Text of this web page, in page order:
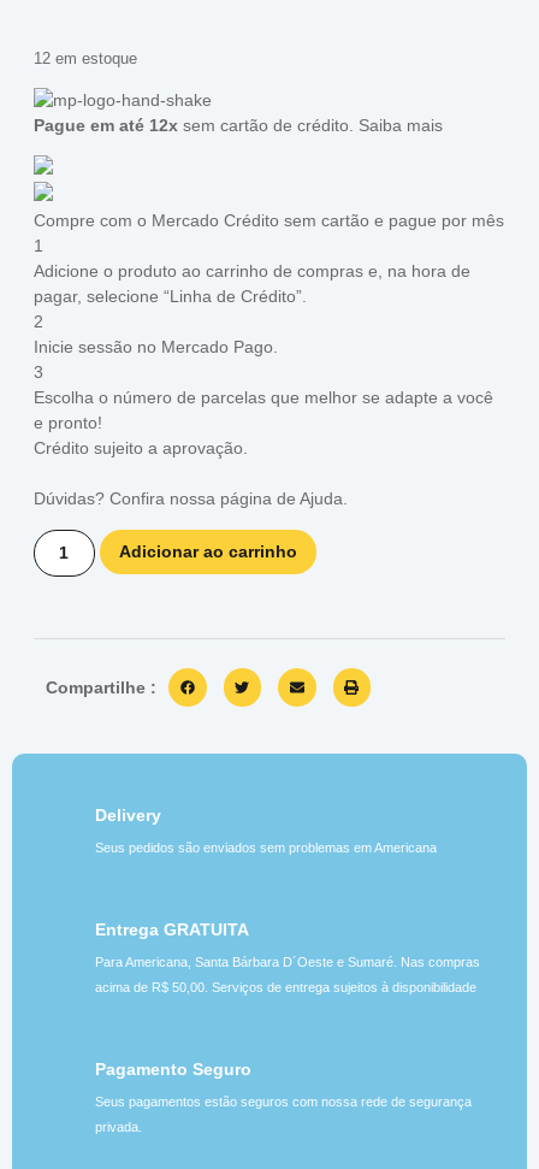
12 em estoque
Pague em até 12x sem cartão de crédito. Saiba mais
Compre com o Mercado Crédito sem cartão e pague por mês
1
Adicione o produto ao carrinho de compras e, na hora de
pagar, selecione “Linha de Crédito”.
2
Inicie sessão no Mercado Pago.
3
Escolha o número de parcelas que melhor se adapte a você
e pronto!
Crédito sujeito a aprovação.
Dúvidas? Confira nossa página de Ajuda.
Adicionar ao carrinho
Compartilhe :
Delivery
Seus pedidos são enviados sem problemas em Americana
Entrega GRATUITA
Para Americana, Santa Bárbara D´Oeste e Sumaré. Nas compras
acima de R$ 50,00. Serviços de entrega sujeitos à disponibilidade
Pagamento Seguro
Seus pagamentos estão seguros com nossa rede de segurança
privada.